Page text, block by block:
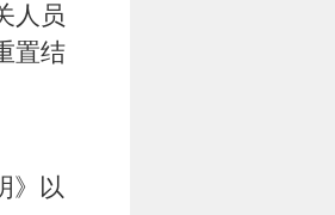
人员
置结
》以